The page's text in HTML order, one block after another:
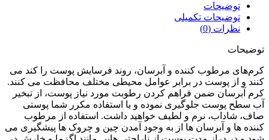
توضیحات
توضیحات تکمیلی
نظرات (0)
مرطوب کننده و آبرسان، روند فرسایش پوست را کند می
و از پوست در برابر عوامل محیطی مختلف محافظت می کنند.
آبرسان ضمن فراهم کردن رطوبت مورد نیاز پوست، از تبخیر
سطح پوست جلوگیری نموده و با استفاده مکرر شما پوستی
شاداب، نرم و لطیف خواهید داشت. استفاده از مرطوب
ها و آبرسان ها از به وجود آمدن چین و چروک ها پیشگیری می